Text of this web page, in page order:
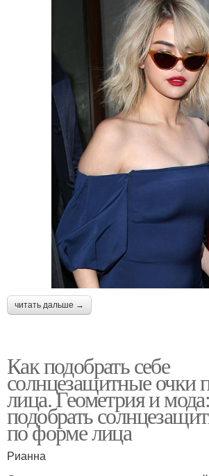
читать дальше →
Как подобрать себе
солнцезащитные очки
лица. Геометрия и
подобрать
по форме лица
Рианна